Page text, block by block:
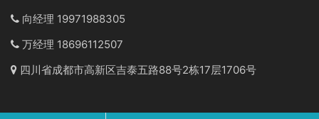
向经理 19971988305
万经理 18696112507
四川省成都市高新区吉泰五路88号2栋17层1706号